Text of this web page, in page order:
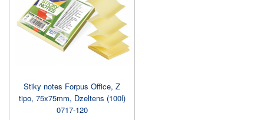
Stiky notes Forpus Office, Z
tipo, 75x75mm, Dzeltens (100l)
0717-120